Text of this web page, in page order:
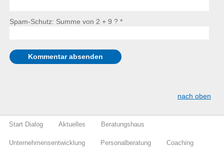
Spam-Schutz: Summe von 2 + 9 ? *
nach oben
Start Dialog Aktuelles Beratungshaus
Unternehmensentwicklung Personalberatung Coaching